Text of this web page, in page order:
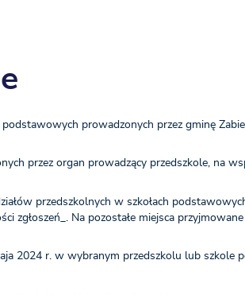
prowadzonych przez gminę
przez organ prowadzący przedszkole, na
przedszkolnych w szkołach
zgłoszeń_. Na pozostałe miejsca
2024 r. w wybranym przedszkolu lub szkole